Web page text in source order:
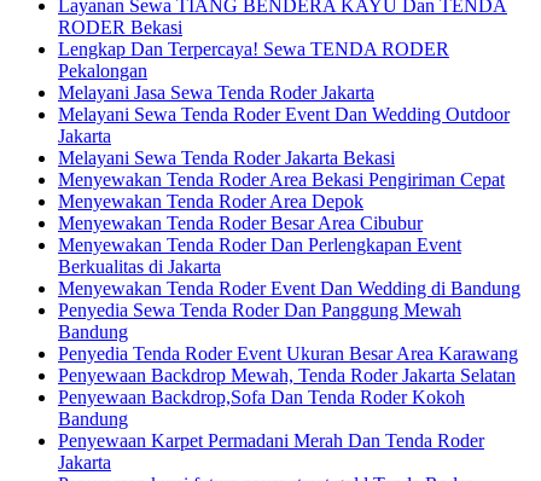
Layanan Sewa TIANG BENDERA KAYU Dan TENDA
RODER Bekasi
Lengkap Dan Terpercaya! Sewa TENDA RODER
Pekalongan
Melayani Jasa Sewa Tenda Roder Jakarta
Melayani Sewa Tenda Roder Event Dan Wedding Outdoor
Jakarta
Melayani Sewa Tenda Roder Jakarta Bekasi
Menyewakan Tenda Roder Area Bekasi Pengiriman Cepat
Menyewakan Tenda Roder Area Depok
Menyewakan Tenda Roder Besar Area Cibubur
Menyewakan Tenda Roder Dan Perlengkapan Event
Berkualitas di Jakarta
Menyewakan Tenda Roder Event Dan Wedding di Bandung
Penyedia Sewa Tenda Roder Dan Panggung Mewah
Bandung
Penyedia Tenda Roder Event Ukuran Besar Area Karawang
Penyewaan Backdrop Mewah, Tenda Roder Jakarta Selatan
Penyewaan Backdrop,Sofa Dan Tenda Roder Kokoh
Bandung
Penyewaan Karpet Permadani Merah Dan Tenda Roder
Jakarta